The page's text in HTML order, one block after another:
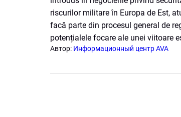
riscurilor militare în Europa de Est,
facă parte din procesul general de
potențialele focare ale unei viitoare
Автор: Информационный центр AVA